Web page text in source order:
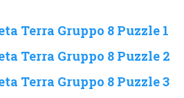
Terra Gruppo 8 Puzzle 1
Terra Gruppo 8 Puzzle 2
Terra Gruppo 8 Puzzle 3